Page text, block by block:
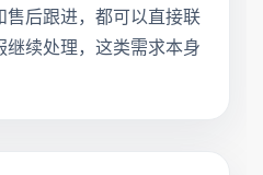
售后跟进，都可以直接联
续处理，这类需求本身